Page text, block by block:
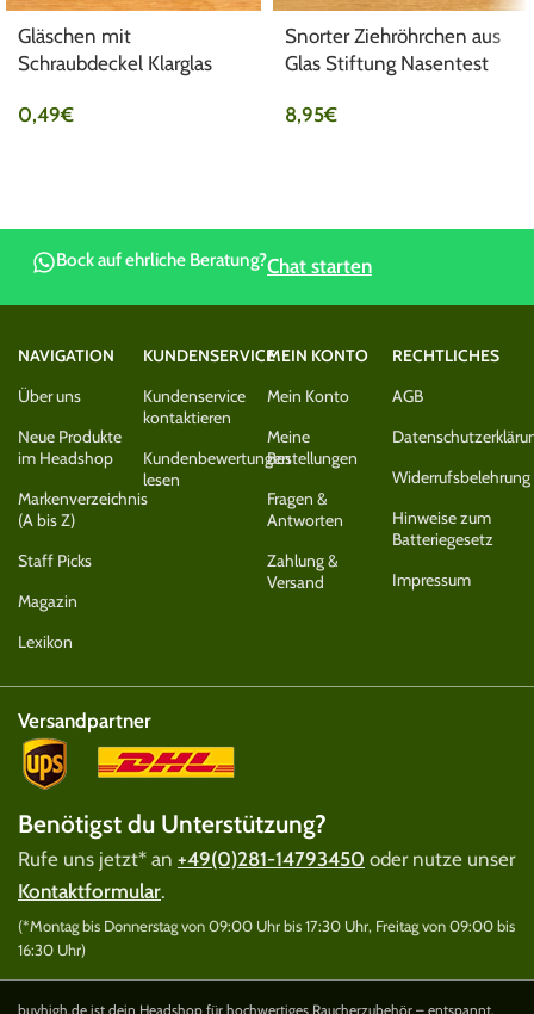
Gläschen mit
Schraubdeckel Klarglas
0,49€
Snorter Ziehröhrchen aus
Glas Stiftung Nasentest
8,95€
Bock auf ehrliche Beratung?Chat starten
NAVIGATION
Über uns
Neue Produkte
im Headshop
Markenverzeichnis
(A bis Z)
Staff Picks
Magazin
Lexikon
KUNDENSERVICE
Kundenservice
kontaktieren
Kundenbewertungen
lesen
MEIN KONTO
Mein Konto
Meine
Bestellungen
Fragen &
Antworten
Zahlung &
Versand
RECHTLICHES
AGB
Widerrufsbelehrung
Hinweise zum
Batteriegesetz
Impressum
Versandpartner
Benötigst du Unterstützung?
Rufe uns jetzt* an +49(0)281-14793450 oder nutze unser
Kontaktformular.
(*Montag bis Donnerstag von 09:00 Uhr bis 17:30 Uhr, Freitag von 09:00 bis
16:30 Uhr)
buyhigh.de ist dein Headshop für hochwertiges Raucherzubehör – entspannt,